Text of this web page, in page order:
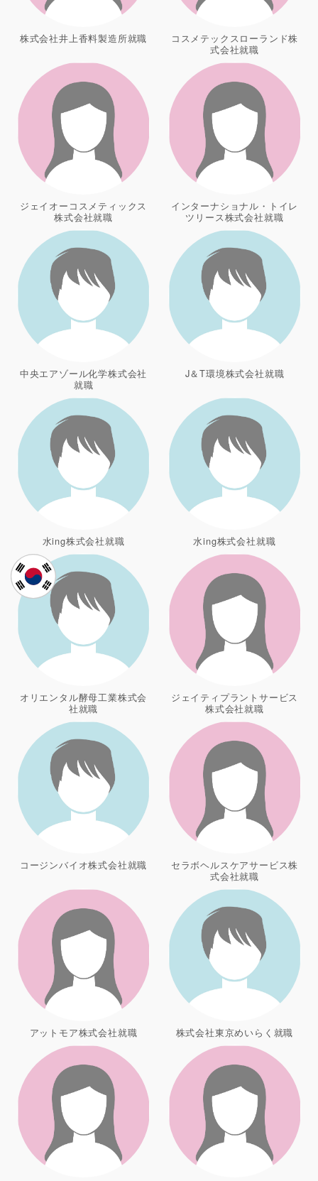
株式会社井上香料製造所就職
コスメテックスローランド株
式会社就職
ジェイオーコスメティックス
株式会社就職
インターナショナル・トイレ
ツリース株式会社就職
中央エアゾール化学株式会社
就職
J＆T環境株式会社就職
水ing株式会社就職 水ing株式会社就職
オリエンタル酵母工業株式会
社就職
ジェイティプラントサービス
株式会社就職
コージンバイオ株式会社就職
セラボヘルスケアサービス株
式会社就職
アットモア株式会社就職 株式会社東京めいらく就職